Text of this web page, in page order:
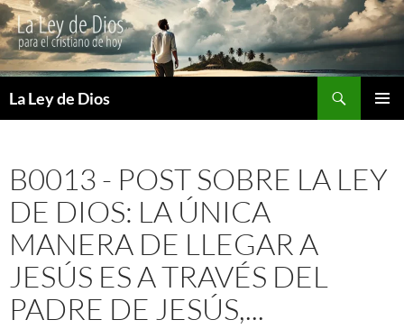
La Ley de Dios
B0013 - POST SOBRE LA LEY
DE DIOS: LA ÚNICA
MANERA DE LLEGAR A
JESÚS ES A TRAVÉS DEL
PADRE DE JESÚS,...